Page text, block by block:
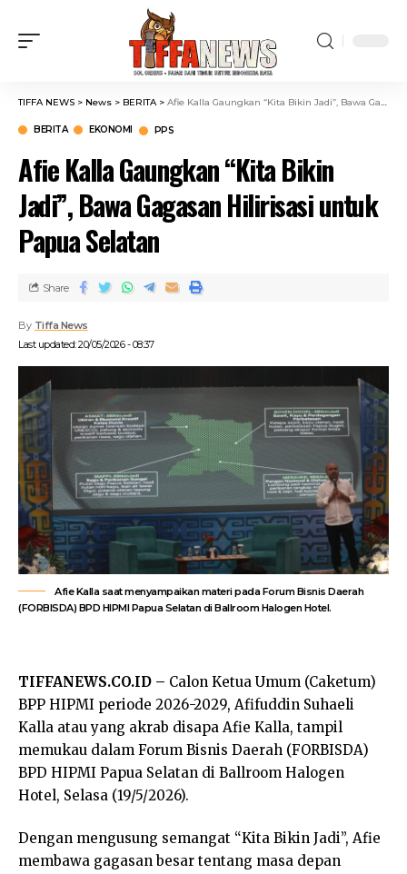
TIFFA NEWS > News > BERITA> Afie Kalla Gaungkan “Kita Bikin Jadi”, Bawa Gagasan Hilirisasi untuk Papua Selatan
BERITA EKONOMI PPS
Afie Kalla Gaungkan “Kita Bikin
Jadi”, Bawa Gagasan Hilirisasi untuk
Papua Selatan
Last updated: 20/05/2026 - 08:37
By Tiffa News
Share
Afie Kalla saat menyampaikan materi pada Forum Bisnis Daerah
(FORBISDA) BPD HIPMI Papua Selatan di Ballroom Halogen Hotel.
TIFFANEWS.CO.ID – Calon Ketua Umum (Caketum)
BPP HIPMI periode 2026-2029, Afifuddin Suhaeli
Kalla atau yang akrab disapa Afie Kalla, tampil
memukau dalam Forum Bisnis Daerah (FORBISDA)
BPD HIPMI Papua Selatan di Ballroom Halogen
Hotel, Selasa (19/5/2026).
Dengan mengusung semangat “Kita Bikin Jadi”, Afie
membawa gagasan besar tentang masa depan